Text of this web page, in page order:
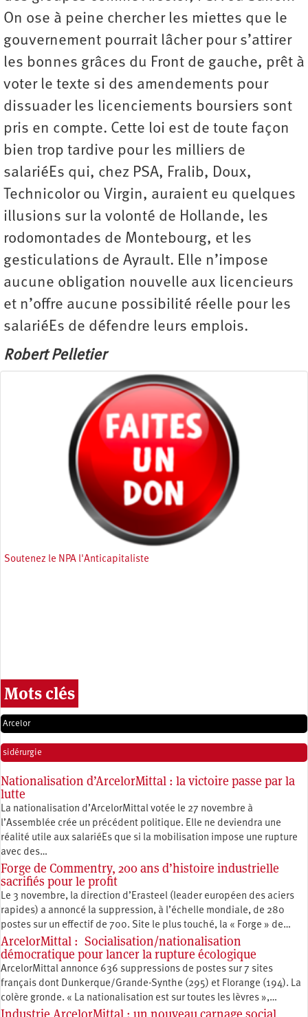
On ose à peine chercher les miettes que le
gouvernement pourrait lâcher pour s’attirer
les bonnes grâces du Front de gauche, prêt à
voter le texte si des amendements pour
dissuader les licenciements boursiers sont
pris en compte. Cette loi est de toute façon
bien trop tardive pour les milliers de
salariéEs qui, chez PSA, Fralib, Doux,
Technicolor ou Virgin, auraient eu quelques
illusions sur la volonté de Hollande, les
rodomontades de Montebourg, et les
gesticulations de Ayrault. Elle n’impose
aucune obligation nouvelle aux licencieurs
et n’offre aucune possibilité réelle pour les
salariéEs de défendre leurs emplois.
Robert Pelletier
Soutenez le NPA l'Anticapitaliste
Mots clés
Arcelor
sidérurgie
Nationalisation d’ArcelorMittal : la victoire passe par la
lutte
La nationalisation d’ArcelorMittal votée le 27 novembre à
l’Assemblée crée un précédent politique. Elle ne deviendra une
réalité utile aux salariéEs que si la mobilisation impose une rupture
avec des…
Forge de Commentry, 200 ans d’histoire industrielle
sacrifiés pour le profit
Le 3 novembre, la direction d’Erasteel (leader européen des aciers
rapides) a annoncé la suppression, à l’échelle mondiale, de 280
postes sur un effectif de 700. Site le plus touché, la « Forge » de…
ArcelorMittal : Socialisation/nationalisation
démocratique pour lancer la rupture écologique
ArcelorMittal annonce 636 suppressions de postes sur 7 sites
français dont Dunkerque/Grande-Synthe (295) et Florange (194). La
colère gronde. « La nationalisation est sur toutes les lèvres »,…
Industrie ArcelorMittal : un nouveau carnage social